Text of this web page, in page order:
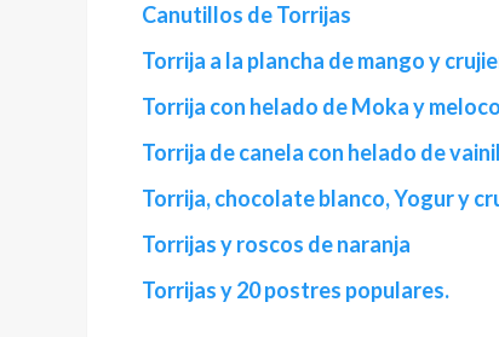
Canutillos de Torrijas
Torrija a la plancha de mango y
Torrija con helado de Moka y
Torrija de canela con helado de
Torrija, chocolate blanco, Yogur y
Torrijas y roscos de naranja
Torrijas y 20 postres populares.